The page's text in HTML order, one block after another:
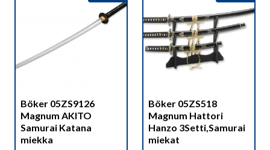
Böker 05ZS9126
Magnum AKITO
Samurai Katana
miekka
Böker 05ZS518
Magnum Hattori
Hanzo 3Setti,Samurai
miekat